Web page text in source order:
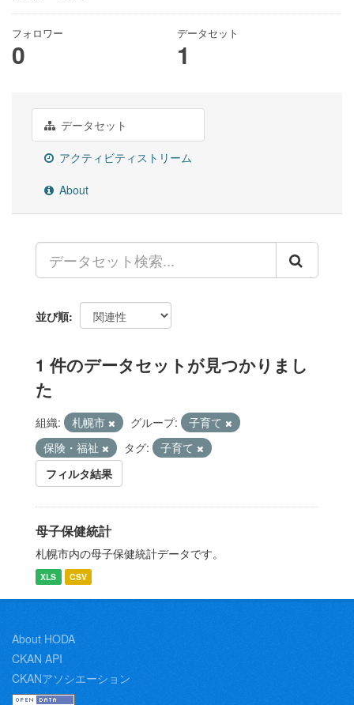
フォロワー
0
データセット
1
データセット
アクティビティストリーム
About
並び順
1 件のデータセットが見つかりまし
た
組織: 札幌市 グループ:
子育て
保険・福祉
タグ:
子育て
フィルタ結果
母子保健統計
札幌市内の母子保健統計データです。
XLS CSV
About HODA
CKAN API
CKANアソシエーション